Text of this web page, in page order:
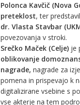
Polonca Kavčič (Nova
preteklost, ter
dr. Vlasta Stavbar
povezovanja v stroki.
Srečko Maček (Celje) je
oblikovanje
nagrade, nagrade za
pomena in prispevajo k
digitalizirane vsebine s
vse akterje na tem